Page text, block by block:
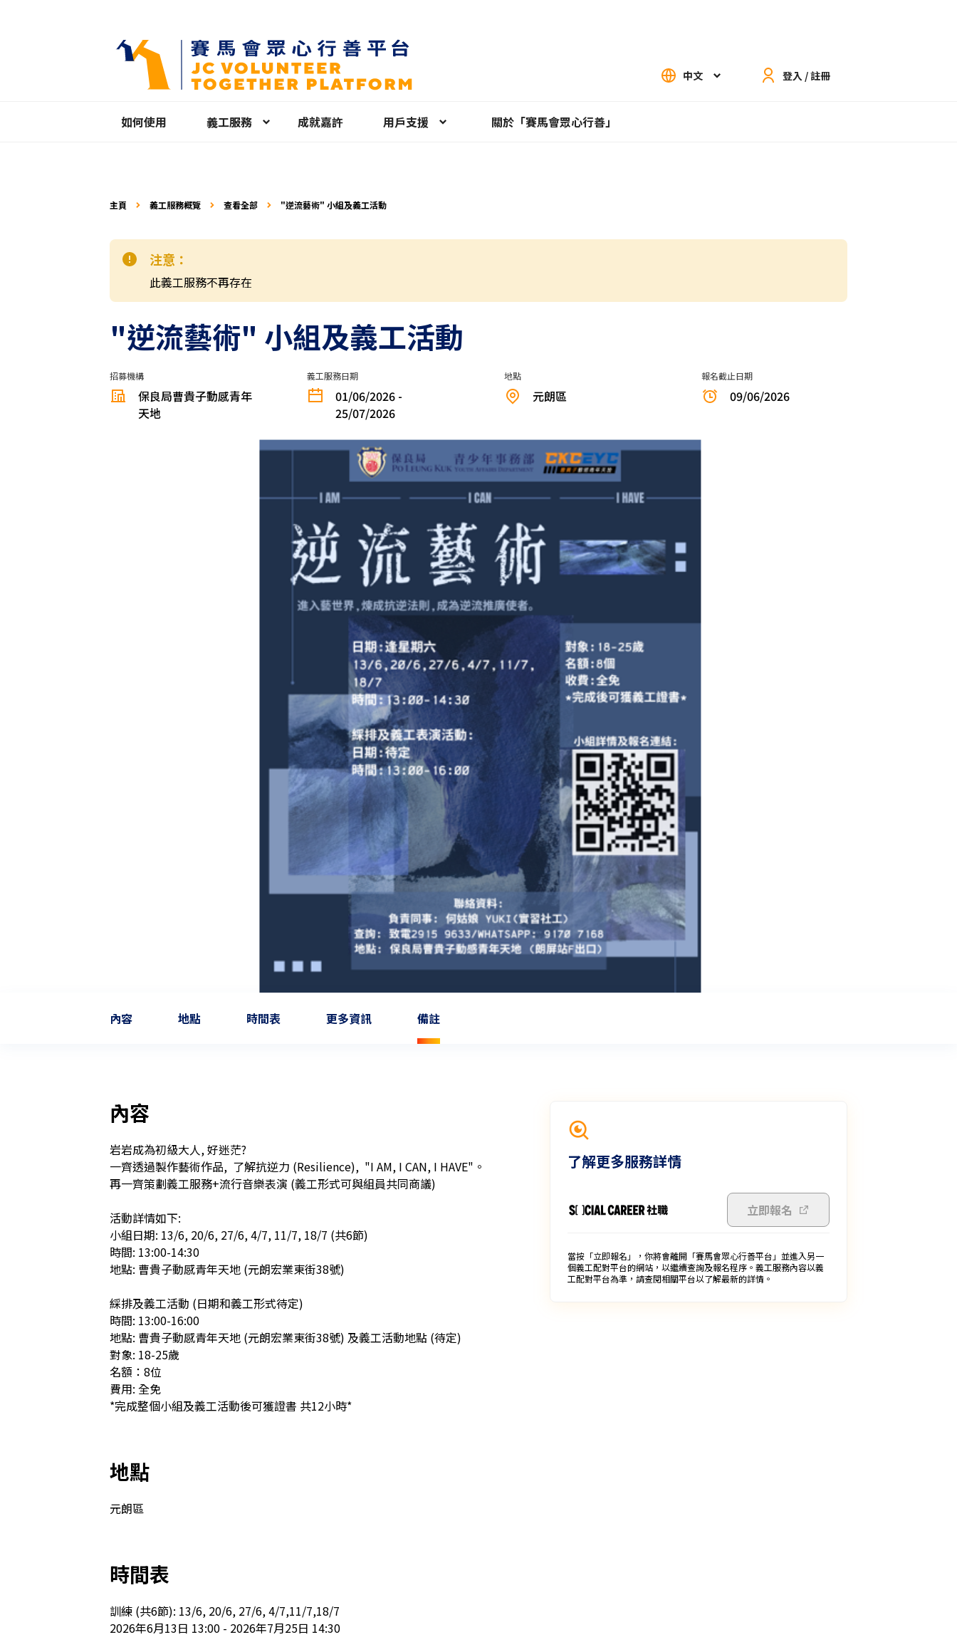
中文 登入 / 註冊
如何使用 義工服務 成就嘉許 用戶支援 關於「賽馬會眾心行善」
主頁 義工服務概覽 查看全部 "逆流藝術" 小組及義工活動
注意：
此義工服務不再存在
"逆流藝術" 小組及義工活動
招募機構
保良局曹貴子動感青年
天地
義工服務日期
01/06/2026 -
25/07/2026
地點
元朗區
報名截止日期
09/06/2026
內容 地點 時間表 更多資訊 備註
內容
岩岩成為初級大人, 好迷茫?
一齊透過製作藝術作品,  了解抗逆力 (Resilience),  "I AM, I CAN, I HAVE"。
再一齊策劃義工服務+流行音樂表演 (義工形式可與組員共同商議)
活動詳情如下:
小組日期: 13/6, 20/6, 27/6, 4/7, 11/7, 18/7 (共6節)
時間: 13:00-14:30
地點: 曹貴子動感青年天地 (元朗宏業東街38號)
綵排及義工活動 (日期和義工形式待定)
時間: 13:00-16:00
地點: 曹貴子動感青年天地 (元朗宏業東街38號) 及義工活動地點 (待定)
對象: 18-25歲
名額：8位
費用: 全免
*完成整個小組及義工活動後可獲證書 共12小時*
地點
元朗區
時間表
訓練 (共6節): 13/6, 20/6, 27/6, 4/7,11/7,18/7
2026年6月13日 13:00 - 2026年7月25日 14:30
了解更多服務詳情
立即報名
當按「立即報名」，你將會離開「賽馬會眾心行善平台」並進入另一
個義工配對平台的網站，以繼續查詢及報名程序。義工服務內容以義
工配對平台為準，請查閱相關平台以了解最新的詳情。